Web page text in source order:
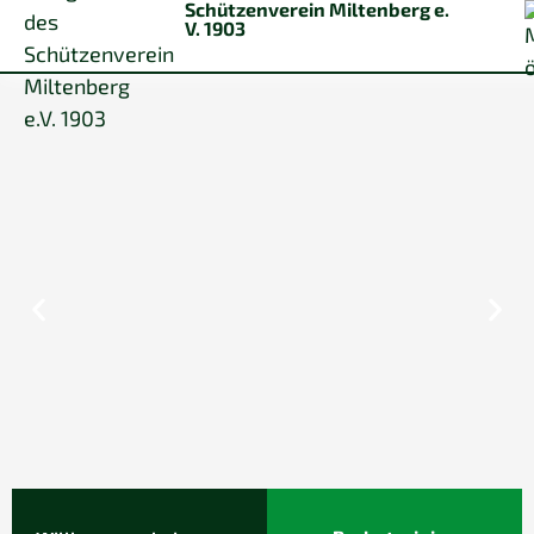
Schützenverein Miltenberg e.
V. 1903